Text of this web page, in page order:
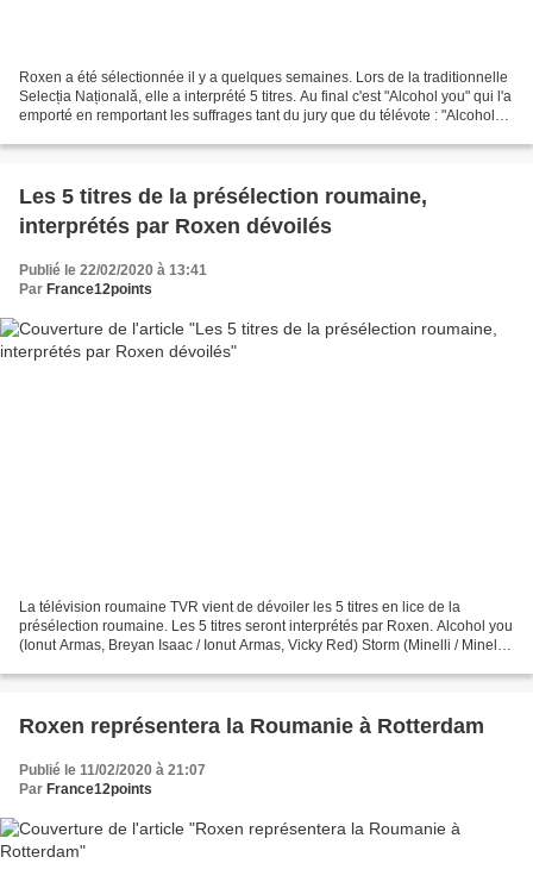
Roxen a été sélectionnée il y a quelques semaines. Lors de la traditionnelle
Selecția Naționalǎ, elle a interprété 5 titres. Au final c'est "Alcohol you" qui l'a
emporté en remportant les suffrages tant du jury que du télévote : "Alcohol
Les 5 titres de la présélection roumaine,
interprétés par Roxen dévoilés
Publié le 22/02/2020 à 13:41
Par France12points
La télévision roumaine TVR vient de dévoiler les 5 titres en lice de la
présélection roumaine. Les 5 titres seront interprétés par Roxen. Alcohol you
(Ionut Armas, Breyan Isaac / Ionut Armas, Vicky Red) Storm (Minelli / Minelli,
Roxen représentera la Roumanie à Rotterdam
Publié le 11/02/2020 à 21:07
Par France12points